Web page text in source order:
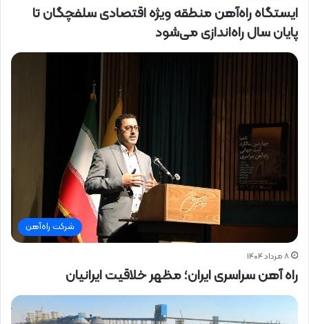
ایستگاه راه‌آهن منطقه ویژه اقتصادی سلفچگان تا
پایان سال‌ راه‌‌اندازی می‌شود
شرکت راه‌آهن
۸ مرداد ۱۴۰۴
راه آهن سراسری ایران؛ مظهر خلاقیت ایرانیان